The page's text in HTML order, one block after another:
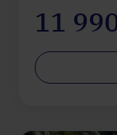
11